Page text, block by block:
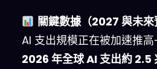
關鍵數據（2027 與未來
AI 支出規模正在被加速推
2026 年全球 AI 支出約 2.5